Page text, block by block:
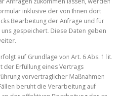
inklusive der von Ihnen dort
Bearbeitung der Anfrage und für
gespeichert. Diese Daten geben
auf Grundlage von Art. 6 Abs. 1 lit.
der Erfüllung eines Vertrags
vorvertraglicher Maßnahmen
beruht die Verarbeitung auf